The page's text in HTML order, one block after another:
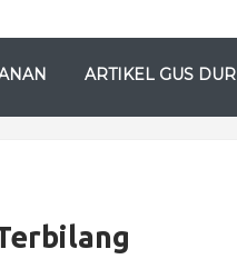
ARTIKEL GUS DUR